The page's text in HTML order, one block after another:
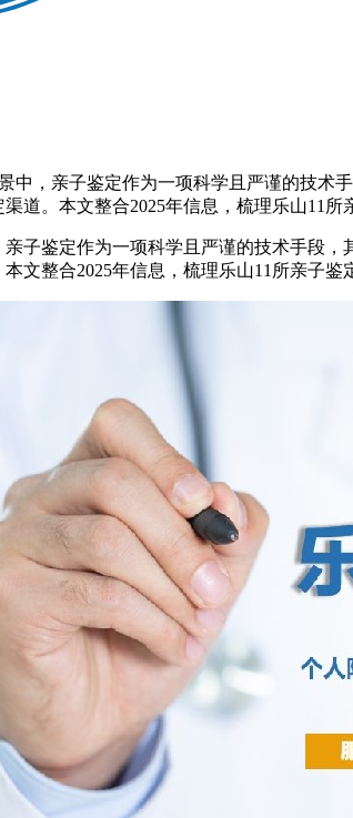
中，亲子鉴定作为一项科学且严谨的技术
道。本文整合2025年信息，梳理乐山11
子鉴定作为一项科学且严谨的技术手段
文整合2025年信息，梳理乐山11所亲子